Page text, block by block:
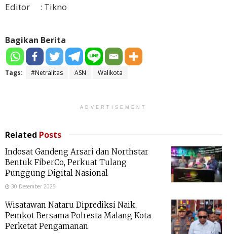
Editor : Tikno
Bagikan Berita
Tags: #Netralitas ASN Walikota
ADVERTISEMENT
Related Posts
Indosat Gandeng Arsari dan Northstar
Bentuk FiberCo, Perkuat Tulang
Punggung Digital Nasional
30 Desember 2025
Wisatawan Nataru Diprediksi Naik,
Pemkot Bersama Polresta Malang Kota
Perketat Pengamanan